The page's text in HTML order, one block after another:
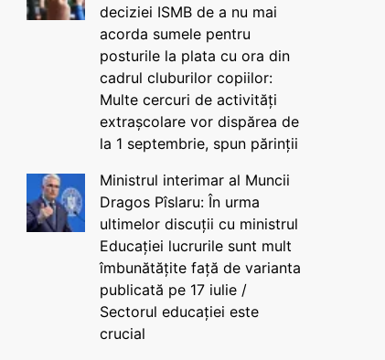
deciziei ISMB de a nu mai
acorda sumele pentru
posturile la plata cu ora din
cadrul cluburilor copiilor:
Multe cercuri de activități
extrașcolare vor dispărea de
la 1 septembrie, spun părinții
Ministrul interimar al Muncii
Dragos Pîslaru: În urma
ultimelor discuții cu ministrul
Educației lucrurile sunt mult
îmbunătățite față de varianta
publicată pe 17 iulie /
Sectorul educației este
crucial